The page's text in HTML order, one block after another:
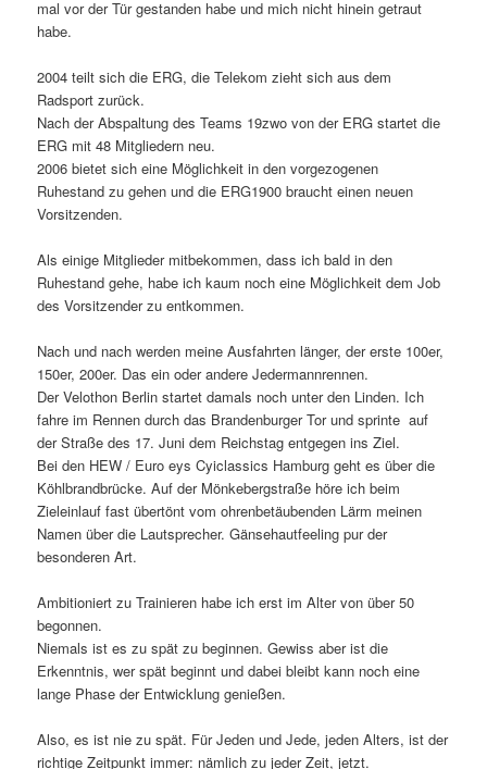
mal vor der Tür gestanden habe und mich nicht hinein getraut
habe.
2004 teilt sich die ERG, die Telekom zieht sich aus dem
Radsport zurück.
Nach der Abspaltung des Teams 19zwo von der ERG startet die
ERG mit 48 Mitgliedern neu.
2006 bietet sich eine Möglichkeit in den vorgezogenen
Ruhestand zu gehen und die ERG1900 braucht einen neuen
Vorsitzenden.
Als einige Mitglieder mitbekommen, dass ich bald in den
Ruhestand gehe, habe ich kaum noch eine Möglichkeit dem Job
des Vorsitzender zu entkommen.
Nach und nach werden meine Ausfahrten länger, der erste 100er,
150er, 200er. Das ein oder andere Jedermannrennen.
Der Velothon Berlin startet damals noch unter den Linden. Ich
fahre im Rennen durch das Brandenburger Tor und sprinte auf
der Straße des 17. Juni dem Reichstag entgegen ins Ziel.
Bei den HEW / Euro eys Cyiclassics Hamburg geht es über die
Köhlbrandbrücke. Auf der Mönkebergstraße höre ich beim
Zieleinlauf fast übertönt vom ohrenbetäubenden Lärm meinen
Namen über die Lautsprecher. Gänsehautfeeling pur der
besonderen Art.
Ambitioniert zu Trainieren habe ich erst im Alter von über 50
begonnen.
Niemals ist es zu spät zu beginnen. Gewiss aber ist die
Erkenntnis, wer spät beginnt und dabei bleibt kann noch eine
lange Phase der Entwicklung genießen.
Also, es ist nie zu spät. Für Jeden und Jede, jeden Alters, ist der
richtige Zeitpunkt immer: nämlich zu jeder Zeit, jetzt.